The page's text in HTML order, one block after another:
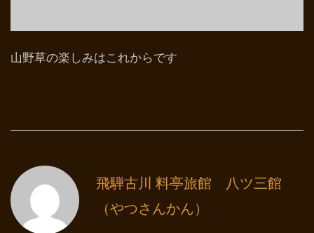
山野草の楽しみはこれからです
飛騨古川 料亭旅館 八ツ三館
（やつさんかん）